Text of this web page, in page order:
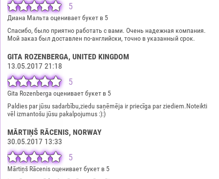
5
Диана Мальта оценивает букет в 5
Спасибо, было приятно работать с вами. Очень надежная компания.
Мой заказ был доставлен по-английски, точно в указанный срок.
GITA ROZENBERGA, UNITED KINGDOM
13.05.2017 21:18
5
Gita Rozenberga оценивает букет в 5
Paldies par jūsu sadarbību,ziedu saņēmēja ir priecīga par ziediem.Noteikti
vēl izmantošu jūsu pakalpojumus :):)
MĀRTIŅŠ RĀCENIS, NORWAY
30.05.2017 13:33
5
Mārtiņš Rācenis оценивает букет в 5